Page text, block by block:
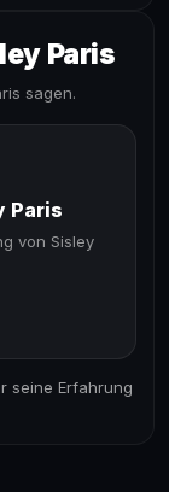
Paris
sagen.
Paris
von Sisley
seine Erfahrung